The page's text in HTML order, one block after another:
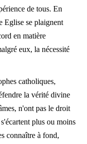
de tous. En
Eglise se plaignent
en matière
eux, la nécessité
catholiques,
la vérité divine
n'ont pas le droit
plus ou moins
connaître à fond,